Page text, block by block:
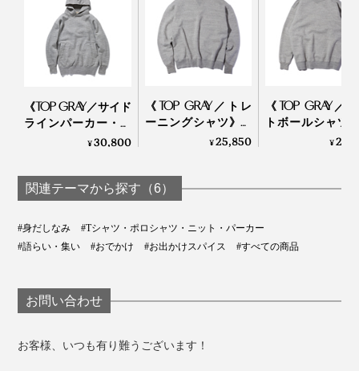
学生になったような不思議な感覚に。あの頃に思いを馳
せながら、時代を超えた一着に身を包む高揚感を味わっ
てみてはいかがでしょう。
《TOP GRAY／サイド
ラインパーカー・シ
ングル》ほかにはな
ルディング社の名作
から再構築された
カ」｜A.G. Spalding
& Bros
¥30,800
《TOP GRAY／トレ
ーニングシャツ》腕
元をすっきりと見せ
社の名作から再構築
されたスウェット｜
¥25,850
《TOP GRAY／
トボールシャツ
ポルディング社
かなスウェッ
¥
関連テーマから探す（6）
#身だしなみ
#Tシャツ・ポロシャツ・ニット・パーカー
#語らい・集い
#おでかけ #お出かけスパイス #すべての商品
お問い合わせ
お客様、いつも有り難うございます！